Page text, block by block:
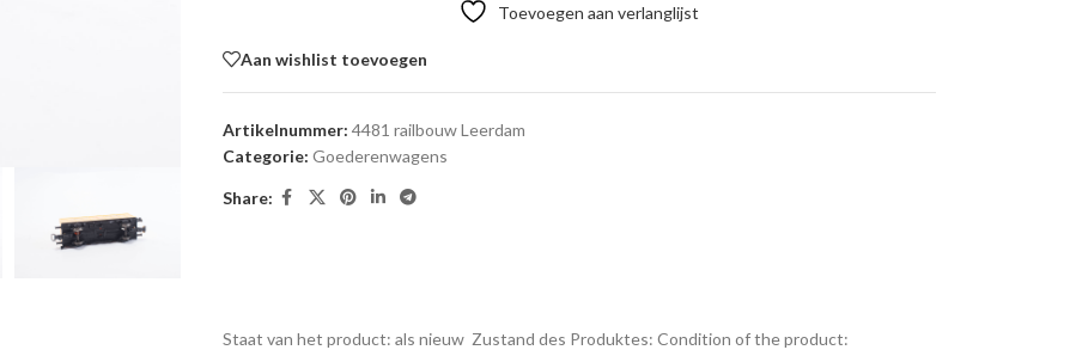
Toevoegen aan verlanglijst
Aan wishlist toevoegen
Artikelnummer: 4481 railbouw Leerdam
Categorie: Goederenwagens
Share:
Staat van het product: als nieuw Zustand des Produktes: Condition of the product: